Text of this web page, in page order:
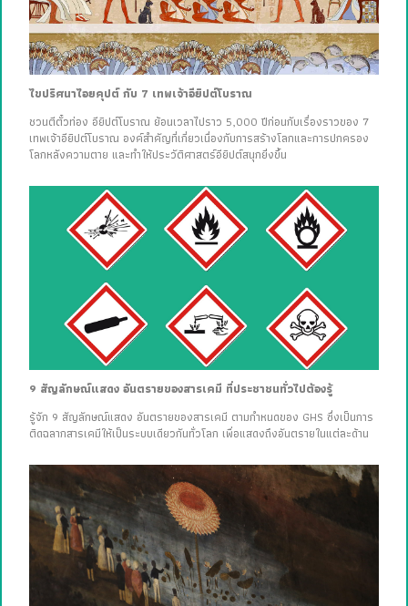
ไขปริศนาไอยคุปต์ กับ 7 เทพเจ้าอียิปต์โบราณ
ชวนตีตั๋วท่อง อียิปต์โบราณ ย้อนเวลาไปราว 5,000 ปีก่อนกับเรื่องราวของ 7
เทพเจ้าอียิปต์โบราณ องค์สำคัญที่เกี่ยวเนื่องกับการสร้างโลกและการปกครอง
โลกหลังความตาย และทำให้ประวัติศาสตร์อียิปต์สนุกยิ่งขึ้น
9 สัญลักษณ์แสดง อันตรายของสารเคมี ที่ประชาชนทั่วไปต้องรู้
รู้จัก 9 สัญลักษณ์แสดง อันตรายของสารเคมี ตามกำหนดของ GHS ซึ่งเป็นการ
ติดฉลากสารเคมีให้เป็นระบบเดียวกันทั่วโลก เพื่อแสดงถึงอันตรายในแต่ละด้าน